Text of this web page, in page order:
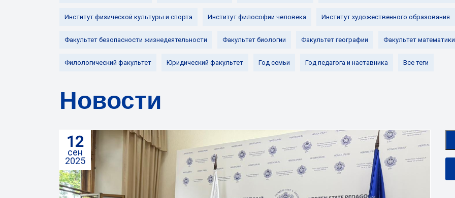
Институт физической культуры и спорта Институт философии человека Институт художественного образования
Факультет безопасности жизнедеятельности Факультет биологии Факультет географии Факультет математики
Филологический факультет Юридический факультет Год семьи Год педагога и наставника Все теги
Новости
12
сен
2025